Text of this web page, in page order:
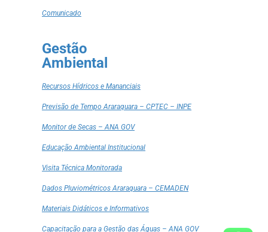
Comunicado
Gestão
Ambiental
Recursos Hídricos e Mananciais
Previsão de Tempo Araraquara – CPTEC – INPE
Monitor de Secas – ANA GOV
Educação Ambiental Institucional
Visita Técnica Monitorada
Dados Pluviométricos Araraquara – CEMADEN
Materiais Didáticos e Informativos
Capacitação para a Gestão das Águas – ANA GOV